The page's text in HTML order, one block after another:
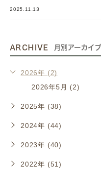
2025.11.13
ARCHIVE 月別アーカイブ
2026年 (2)
2026年5月 (2)
2025年 (38)
2024年 (44)
2023年 (40)
2022年 (51)